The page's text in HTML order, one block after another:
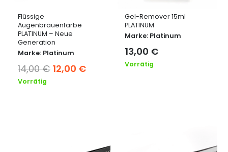
Flüssige
Augenbrauenfarbe
PLATINUM – Neue
Generation
Marke: Platinum
14,00€ Ursprünglicher
12,00 €Aktueller
Vorrätig
Gel-Remover 15ml
PLATINUM
Marke: Platinum
13,00 €
Vorrätig